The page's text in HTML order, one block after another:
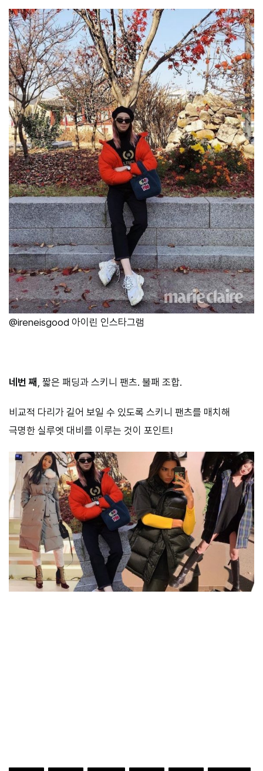
@ireneisgood 아이린 인스타그램
네번 째 , 짧은 패딩과 스키니 팬츠. 불패 조합.
비교적 다리가 길어 보일 수 있도록 스키니 팬츠를 매치해
극명한 실루엣 대비를 이루는 것이 포인트!